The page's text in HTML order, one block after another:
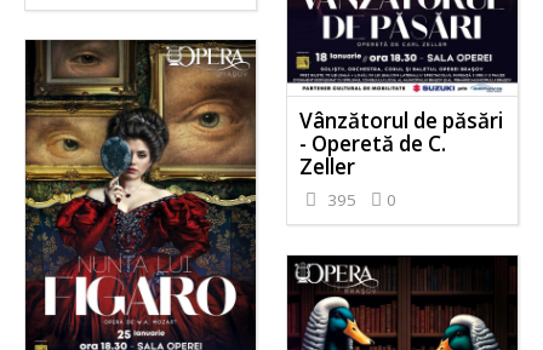
Vânzătorul de păsări
- Operetă de C.
Zeller
395 0